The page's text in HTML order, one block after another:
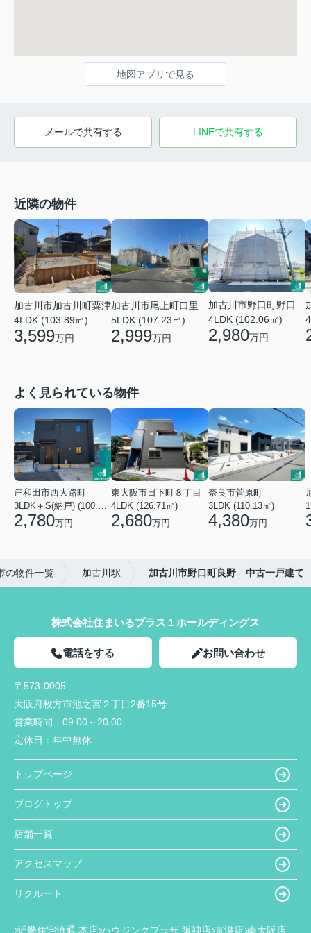
地図アプリで見る
メールで共有する LINEで共有する
近隣の物件
加古川市加古川町粟津
4LDK (103.89㎡)
3,599万円
加古川市尾上町口里
5LDK (107.23㎡)
2,999万円
加古川市野口町野口
4LDK (102.06㎡)
2,980万円
よく見られている物件
岸和田市西大路町
2,780万円
東大阪市日下町８丁目
4LDK (126.71㎡)
2,680万円
奈良市菅原町
3LDK (110.13㎡)
4,380万円
の物件一覧 加古川駅 加古川市野口町良野 中古一戸建て
株式会社住まいるプラス１ホールディングス
電話をする お問い合わせ
〒573-0005
大阪府枚方市池之宮２丁目2番15号
営業時間： 09:00～20:00
定休日： 年中無休
トップページ
ブログトップ
店舗一覧
アクセスマップ
リクルート
近畿住宅流通 本店 ハウジングプラザ 阪神店 京滋店 南大阪店